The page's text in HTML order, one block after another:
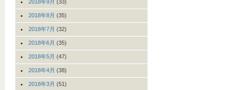
2018年9月 (33)
2018年8月 (35)
2018年7月 (32)
2018年6月 (35)
2018年5月 (47)
2018年4月 (38)
2018年3月 (51)